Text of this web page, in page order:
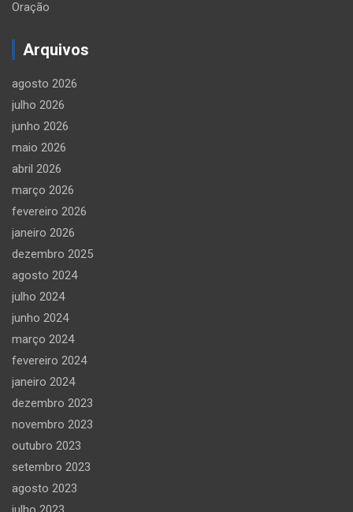
Oração
Arquivos
agosto 2026
julho 2026
junho 2026
maio 2026
abril 2026
março 2026
fevereiro 2026
janeiro 2026
dezembro 2025
agosto 2024
julho 2024
junho 2024
março 2024
fevereiro 2024
janeiro 2024
dezembro 2023
novembro 2023
outubro 2023
setembro 2023
agosto 2023